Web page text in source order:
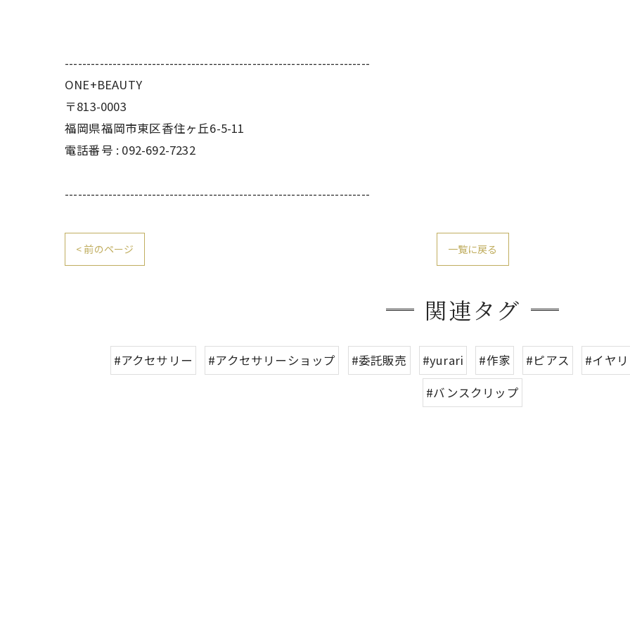
----------------------------------------------------------------------
ONE+BEAUTY
〒813-0003
福岡県福岡市東区香住ヶ丘6-5-11
電話番号 : 092-692-7232
----------------------------------------------------------------------
< 前のページ 一覧に戻る
関連タグ
#アクセサリー #アクセサリーショップ #委託販売 #yurari #作家 #ピアス #イヤ
#バンスクリップ